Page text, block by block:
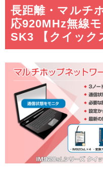
長距離・マルチ
応920MHz無線
SK3 【クイック